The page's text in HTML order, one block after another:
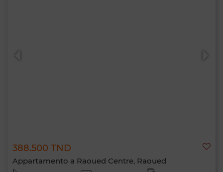
388.500 TND
Appartamento a Raoued Centre, Raoued